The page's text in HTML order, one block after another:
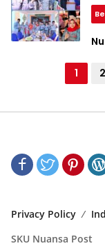
g
n
a
i
p
1 2
Privacy Policy
SKU Nuansa Post